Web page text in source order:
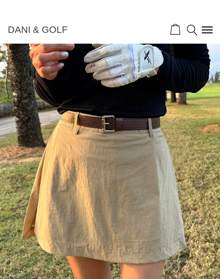
DANI & GOLF